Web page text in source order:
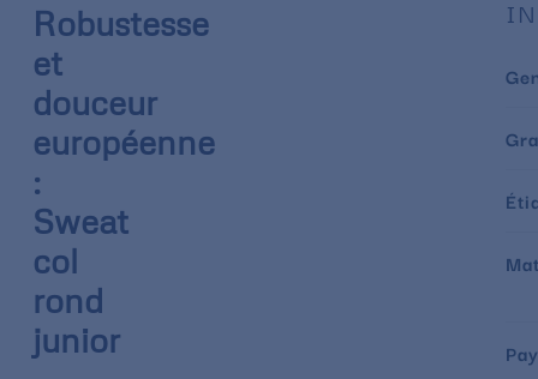
Robustesse
et
douceur
européenne
:
Sweat
col
rond
junior